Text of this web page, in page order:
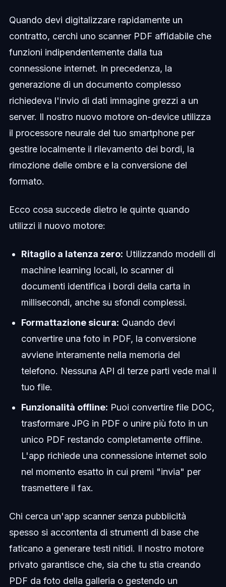
Quando devi digitalizzare rapidamente un
contratto, cerchi uno scanner PDF affidabile che
funzioni indipendentemente dalla tua
connessione internet. In precedenza, la
generazione di un documento complesso
richiedeva l'invio di dati immagine grezzi a un
server. Il nostro nuovo motore on-device utilizza
il processore neurale del tuo smartphone per
gestire localmente il rilevamento dei bordi, la
rimozione delle ombre e la conversione del
formato.
Ecco cosa succede dietro le quinte quando
utilizzi il nuovo motore:
Ritaglio a latenza zero: Utilizzando modelli di
machine learning locali, lo scanner di
documenti identifica i bordi della carta in
millisecondi, anche su sfondi complessi.
Formattazione sicura: Quando devi
convertire una foto in PDF, la conversione
avviene interamente nella memoria del
telefono. Nessuna API di terze parti vede mai il
tuo file.
Funzionalità offline: Puoi convertire file DOC,
trasformare JPG in PDF o unire più foto in un
unico PDF restando completamente offline.
L'app richiede una connessione internet solo
nel momento esatto in cui premi "invia" per
trasmettere il fax.
Chi cerca un'app scanner senza pubblicità
spesso si accontenta di strumenti di base che
faticano a generare testi nitidi. Il nostro motore
privato garantisce che, sia che tu stia creando
PDF da foto della galleria o gestendo un